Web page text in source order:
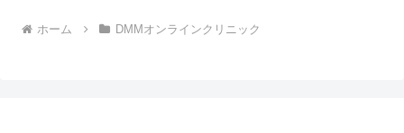
ホーム DMMオンラインクリニック